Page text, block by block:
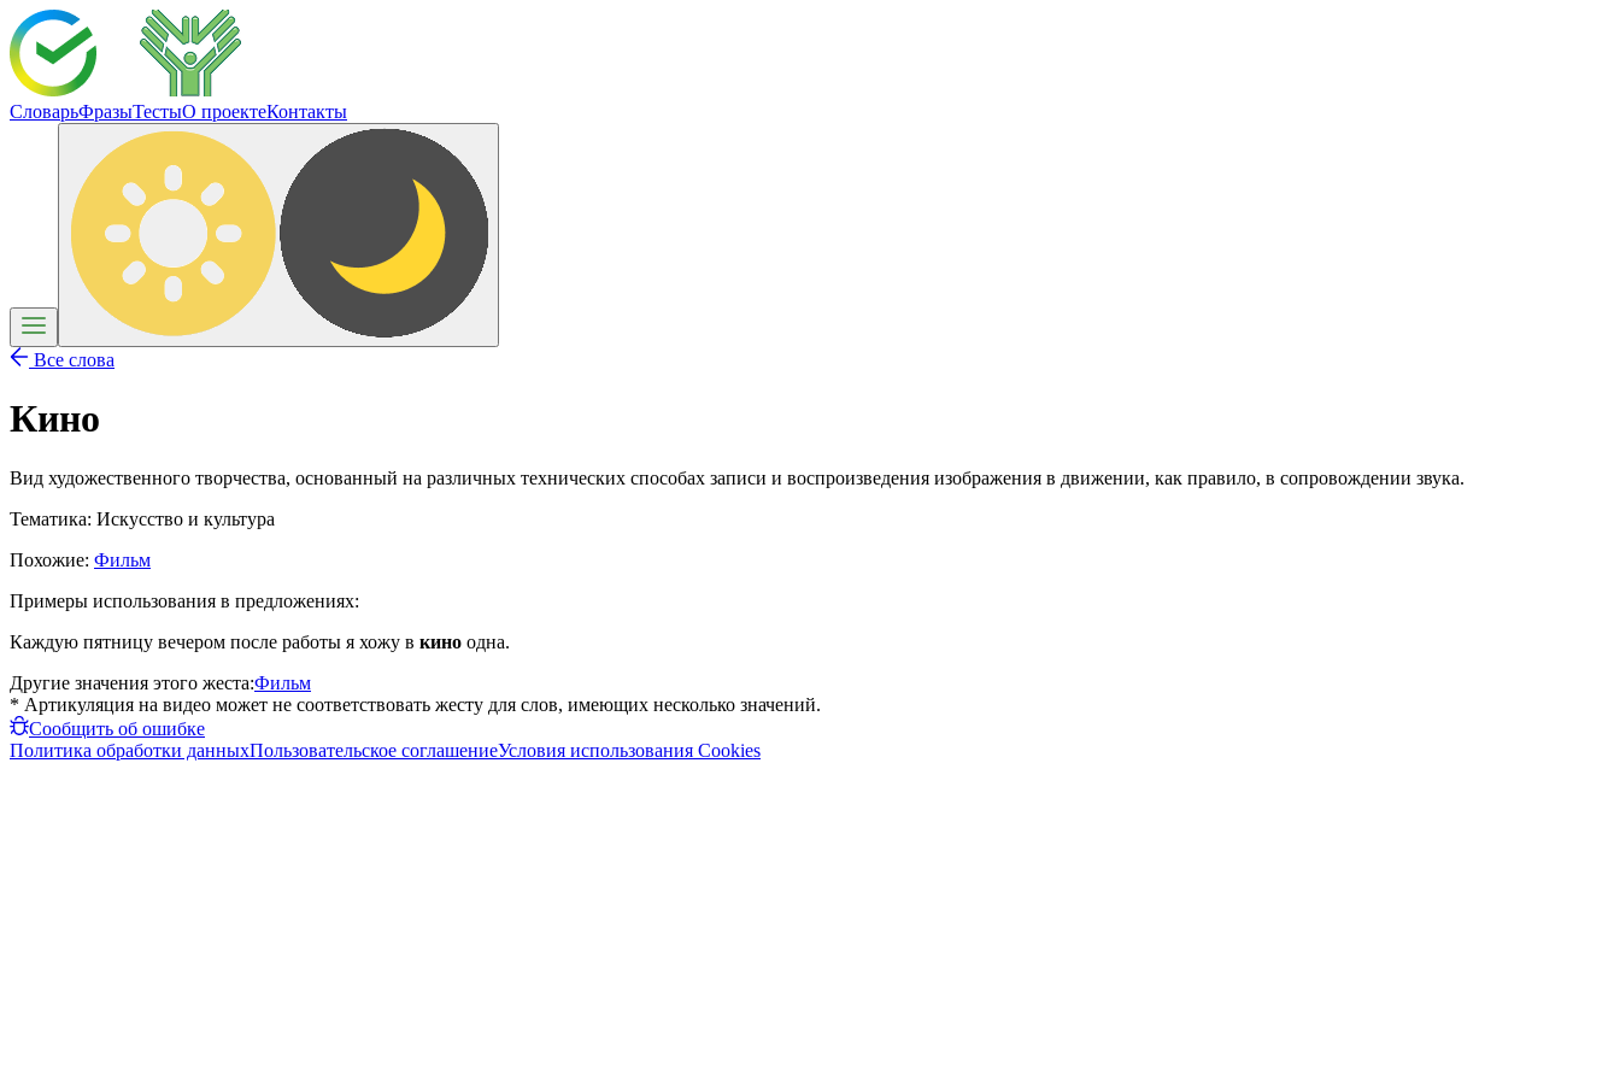
СловарьФразыТестыО проектеКонтакты
Все слова
Кино
Вид художественного творчества, основанный на различных технических способах записи и воспроизведения изображения в движении, как правило, в сопровождении звука.
Тематика: Искусство и культура
Похожие: Фильм
Примеры использования в предложениях:
Каждую пятницу вечером после работы я хожу в кино одна.
Другие значения этого жеста:Фильм
* Артикуляция на видео может не соответствовать жесту для слов, имеющих несколько значений.
Сообщить об ошибке
Политика обработки данныхПользовательское соглашениеУсловия использования Cookies